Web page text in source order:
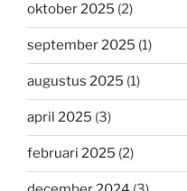
oktober 2025 (2)
september 2025 (1)
augustus 2025 (1)
april 2025 (3)
februari 2025 (2)